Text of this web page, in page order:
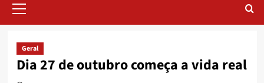
Menu
Geral
Dia 27 de outubro começa a vida real